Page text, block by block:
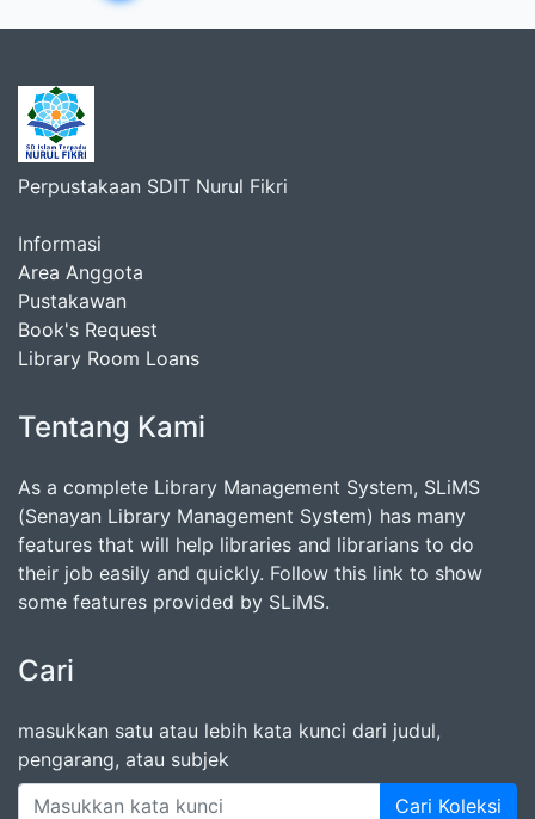
Perpustakaan SDIT Nurul Fikri
Informasi
Area Anggota
Pustakawan
Book's Request
Library Room Loans
Tentang Kami
As a complete Library Management System, SLiMS
(Senayan Library Management System) has many
features that will help libraries and librarians to do
their job easily and quickly. Follow this link to show
some features provided by SLiMS.
Cari
masukkan satu atau lebih kata kunci dari judul,
pengarang, atau subjek
Cari Koleksi